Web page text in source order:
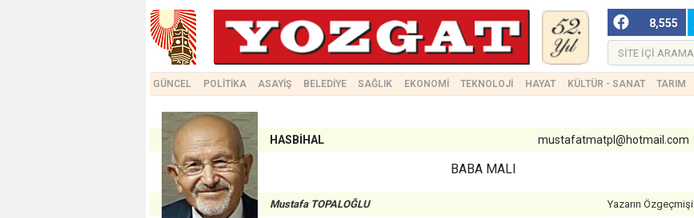
8,555
GÜNCEL POLİTİKA ASAYİŞ BELEDİYE SAĞLIK EKONOMİ TEKNOLOJİ HAYAT KÜLTÜR - SANAT TARIM
HASBİHAL mustafatmatpl@hotmail.com
BABA MALI
Mustafa TOPALOĞLU Yazarın Özgeçmişi